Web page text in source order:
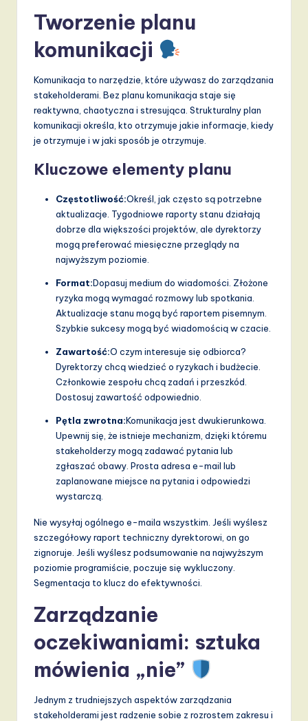
Tworzenie planu
komunikacji
Komunikacja to narzędzie, które używasz do zarządzania
stakeholderami. Bez planu komunikacja staje się
reaktywna, chaotyczna i stresująca. Strukturalny plan
komunikacji określa, kto otrzymuje jakie informacje, kiedy
je otrzymuje i w jaki sposób je otrzymuje.
Kluczowe elementy planu
Częstotliwość:Określ, jak często są potrzebne
aktualizacje. Tygodniowe raporty stanu działają
dobrze dla większości projektów, ale dyrektorzy
mogą preferować miesięczne przeglądy na
najwyższym poziomie.
Format:Dopasuj medium do wiadomości. Złożone
ryzyka mogą wymagać rozmowy lub spotkania.
Aktualizacje stanu mogą być raportem pisemnym.
Szybkie sukcesy mogą być wiadomością w czacie.
Zawartość:O czym interesuje się odbiorca?
Dyrektorzy chcą wiedzieć o ryzykach i budżecie.
Członkowie zespołu chcą zadań i przeszkód.
Dostosuj zawartość odpowiednio.
Pętla zwrotna:Komunikacja jest dwukierunkowa.
Upewnij się, że istnieje mechanizm, dzięki któremu
stakeholderzy mogą zadawać pytania lub
zgłaszać obawy. Prosta adresa e-mail lub
zaplanowane miejsce na pytania i odpowiedzi
wystarczą.
Nie wysyłaj ogólnego e-maila wszystkim. Jeśli wyślesz
szczegółowy raport techniczny dyrektorowi, on go
zignoruje. Jeśli wyślesz podsumowanie na najwyższym
poziomie programiście, poczuje się wykluczony.
Segmentacja to klucz do efektywności.
Zarządzanie
oczekiwaniami: sztuka
mówienia „nie”
Jednym z trudniejszych aspektów zarządzania
stakeholderami jest radzenie sobie z rozrostem zakresu i